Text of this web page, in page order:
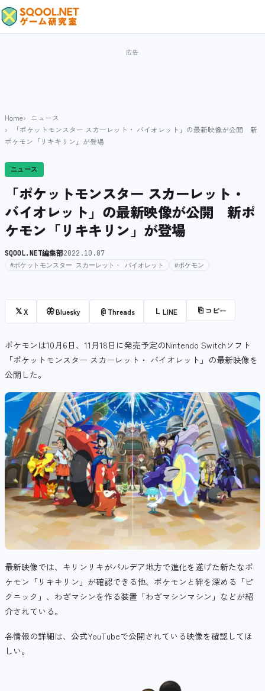
Home
ニュース
「ポケットモンスター スカーレット・ バイオレット」の最新映像が公開 新
ポケモン「リキキリン」が登場
ニュース
「ポケットモンスター スカーレット・
バイオレット」の最新映像が公開 新ポ
ケモン「リキキリン」が登場
SQOOL.NET編集部2022.10.07
#ポケットモンスター スカーレット・ バイオレット #ポケモン
𝕏X 🦋Bluesky @ Threads L LINE ⎘ コピー
ポケモンは10月6日、11月18日に発売予定のNintendo Switchソフト
「ポケットモンスター スカーレット・ バイオレット」の最新映像を
公開した。
最新映像では、 キリンリキがパルデア地方で進化を遂げた新たなポ
ケモン「リキキリン」が確認できる他、 ポケモンと絆を深める「ピ
クニック」、わざマシンを作る装置「わざマシンマシン」などが紹
介されている。
各情報の詳細は、公式YouTubeで公開されている映像を確認してほ
しい。